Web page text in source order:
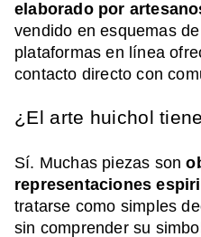
elaborado por
vendido en esquemas
plataformas en línea
contacto directo con
¿El arte huichol
Sí. Muchas piezas son
representaciones
tratarse como simples
sin comprender su